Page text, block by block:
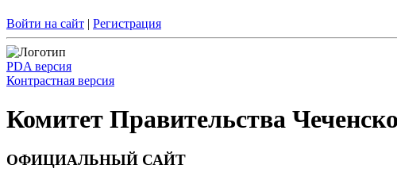
Войти на сайт | Регистрация
PDA версия
Контрастная версия
Комитет Правительства
ОФИЦИАЛЬНЫЙ САЙТ